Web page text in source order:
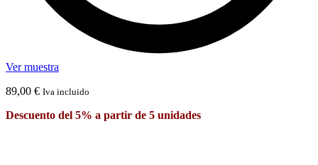
Ver muestra
89,00 € Iva incluido
Descuento del 5% a partir de 5 unidades